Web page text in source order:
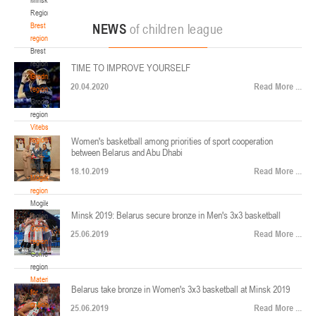
Region
Brest
region
Brest
region
Grodno
region
Grodno
region
Vitebsk
region
Vitebsk
region
Mogilev
region
Mogilev
region
Gomel
region
Gomel
region
Materials
for
coaches
ул. Ленинградская, 4
Минск
Финал четырех – юноши 2014-2015 гг.р., Дивизион 2, 22-24 апреля 2026 г., г.
Минск, ул. Стадионная, 3
U-12, девушки
V тур – девушки 2014-2015 гг.р., Дивизион 1, 17-19 апреля 2026 г., г. Гомель,
ул. Б.Хмельницкого, 118а
Минск
Финал 4-х – девушки 2010-2011 гг.р., Дивизион 2, 14-16 апреля 2026 г., г.
Минск, ул. Стадионная, 3
NEWS of children league
TIME TO IMPROVE YOURSELF
20.04.2020 Read More ...
Women's basketball among priorities of sport cooperation
between Belarus and Abu Dhabi
18.10.2019 Read More ...
Minsk 2019: Belarus secure bronze in Men's 3x3 basketball
25.06.2019 Read More ...
Belarus take bronze in Women's 3x3 basketball at Minsk 2019
25.06.2019 Read More ...